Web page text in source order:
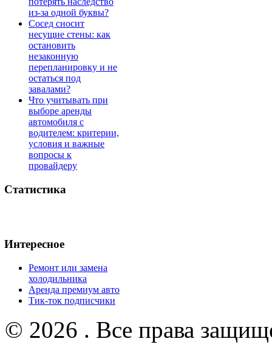
из-за одной буквы?
Сосед сносит
несущие стены: как
остановить
незаконную
перепланировку и не
остаться под
завалами?
Что учитывать при
выборе аренды
автомобиля с
водителем: критерии,
условия и важные
вопросы к
провайдеру
Статистика
Интересное
Ремонт или замена
холодильника
Аренда премиум авто
Тик-ток подписчики
© 2026 . Все права